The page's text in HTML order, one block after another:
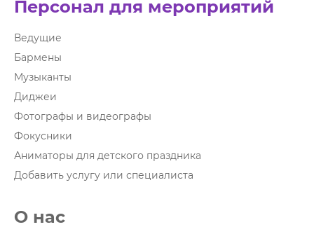
Персонал для мероприятий
Ведущие
Бармены
Музыканты
Диджеи
Фотографы и видеографы
Фокусники
Аниматоры для детского праздника
Добавить услугу или специалиста
О нас